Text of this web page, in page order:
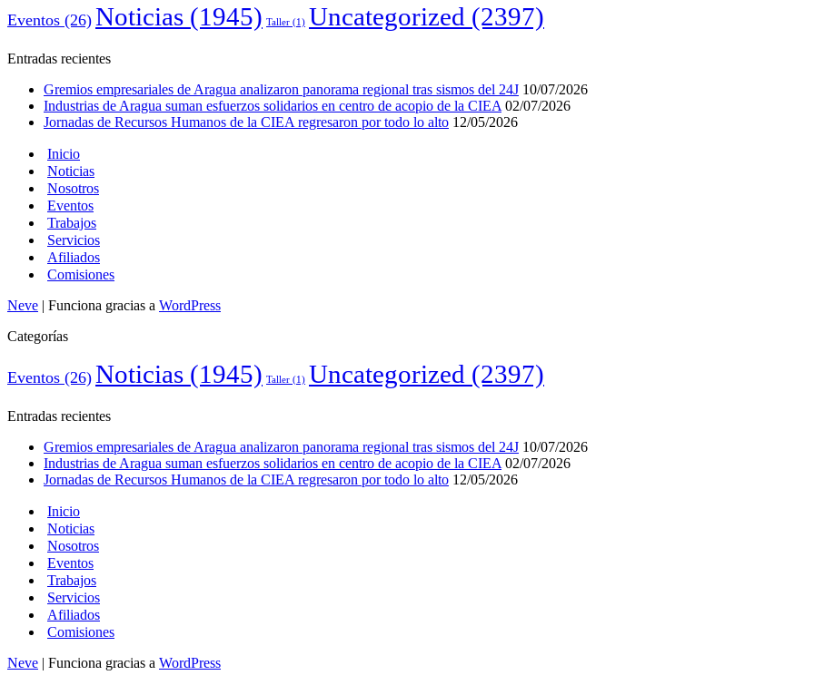
Eventos (26) Noticias (1945) Taller (1) Uncategorized (2397)
Entradas recientes
Gremios empresariales de Aragua analizaron panorama regional tras sismos del 24J 10/07/2026
Industrias de Aragua suman esfuerzos solidarios en centro de acopio de la CIEA 02/07/2026
Jornadas de Recursos Humanos de la CIEA regresaron por todo lo alto 12/05/2026
Inicio
Noticias
Nosotros
Eventos
Trabajos
Servicios
Afiliados
Comisiones
Neve | Funciona gracias a WordPress
Categorías
Eventos (26) Noticias (1945) Taller (1) Uncategorized (2397)
Entradas recientes
Gremios empresariales de Aragua analizaron panorama regional tras sismos del 24J 10/07/2026
Industrias de Aragua suman esfuerzos solidarios en centro de acopio de la CIEA 02/07/2026
Jornadas de Recursos Humanos de la CIEA regresaron por todo lo alto 12/05/2026
Inicio
Noticias
Nosotros
Eventos
Trabajos
Servicios
Afiliados
Comisiones
Neve | Funciona gracias a WordPress